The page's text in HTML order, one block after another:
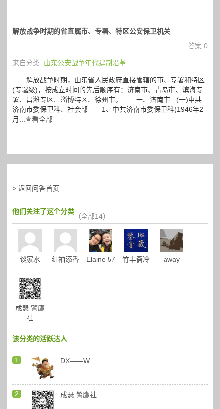
解放战争时期的省直属市、专署、特区公安保卫机关
答案 0
来自分类: 山东公安战争年代建制沿革
解放战争时期，山东省人民政府直接管辖的市、专署和特区
(专署级)，按成立时间的先后顺序有：济南市、青岛市、滨海专
署、昌潍专区、淄博特区、徐州市。 一、济南市 (一)中共
济南市委保卫科、社会部 1、中共济南市委保卫科(1946年2
月... 查看全部
> 返回问答首页
他们关注了这个分类
（全部14）
谈家水 红袖添香 Elaine 57 竹丰斋冷 away
成瑟 警鹰
社
该分类的活跃达人
DX——W
成瑟 警鹰社